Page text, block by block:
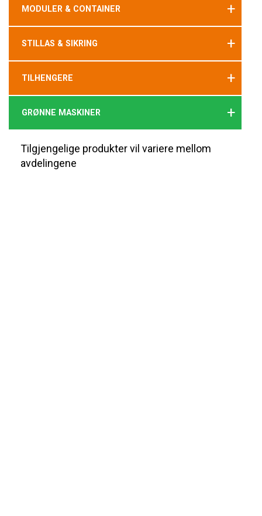
MODULER & CONTAINER +
STILLAS & SIKRING +
TILHENGERE +
GRØNNE MASKINER +
Tilgjengelige produkter vil variere mellom
avdelingene